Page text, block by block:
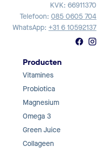
KVK: 66911370
Telefoon: 085 0605 704
WhatsApp: +31 6 10592137
Producten
Vitamines
Probiotica
Magnesium
Omega 3
Green Juice
Collageen